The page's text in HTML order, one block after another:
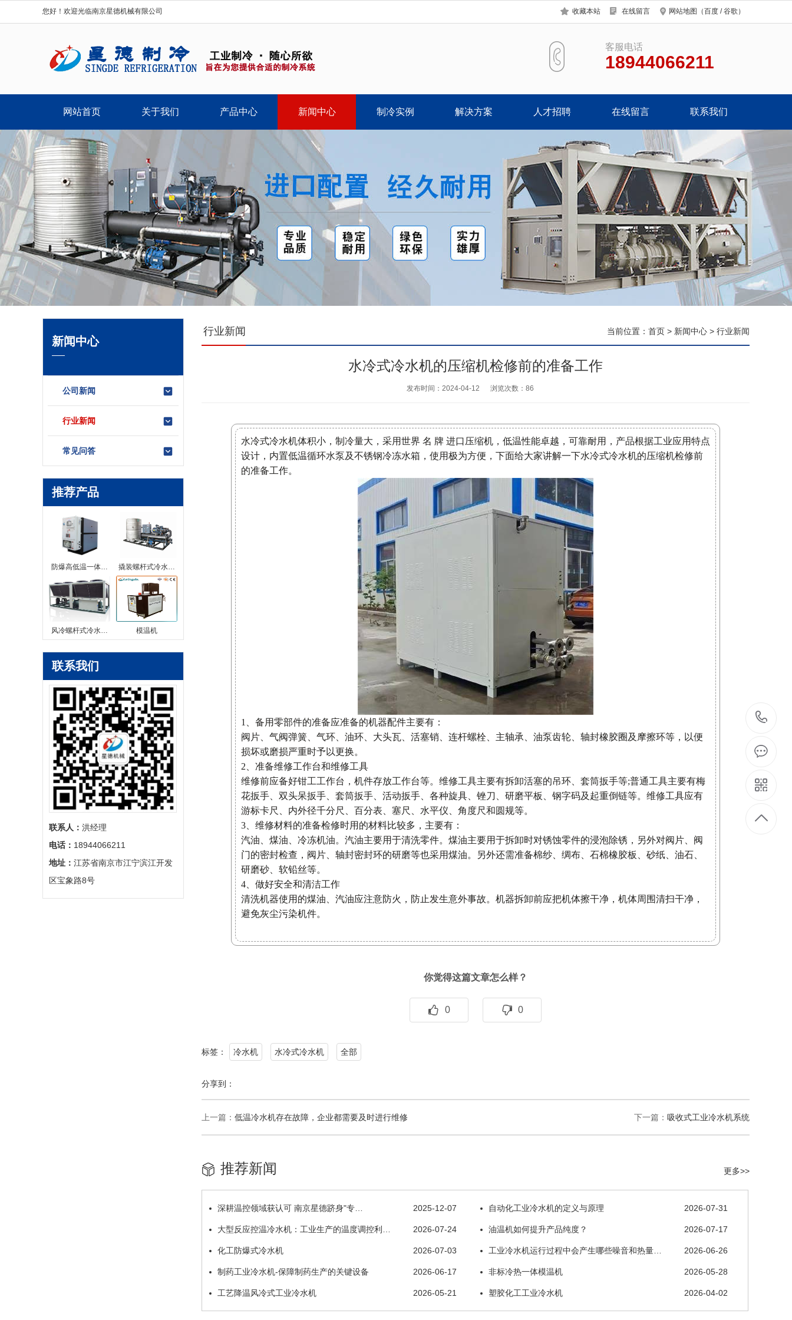
您好！欢迎光临南京星德机械有限公司 收藏本站 在线留言 网站地图 （百度 /谷歌 ）
客服电话
18944066211
网站首页 关于我们 产品中心 新闻中心 制冷实例 解决方案 人才招聘 在线留言 联系我们
新闻中心
公司新闻
行业新闻
常见问答
推荐产品
防爆高低温一体… 撬装螺杆式冷水…
风冷螺杆式冷水… 模温机
联系我们
联系人： ‬洪经理
电话： ‬18944066211
地址： ‬江苏省南京市江宁滨江开发
区宝象路8号
当前位置： 首页 > 新闻中心 > 行业新闻
行业新闻
水冷式冷水机的压缩机检修前的准备工作
发布时间：2024-04-12 浏览次数： 86
水冷式冷水机体积小，制冷量大，采用世界 名 牌 进口压缩机，低温性能卓越，可靠耐用，产品根据工业应用特点
设计，内置低温循环水泵及不锈钢冷冻水箱，使用极为方便，下面给大家讲解一下水冷式冷水机的压缩机检修前
的准备工作。
1、备用零部件的准备应准备的机器配件主要有：
阀片、气阀弹簧、气环、油环、大头瓦、活塞销、连杆螺栓、主轴承、油泵齿轮、轴封橡胶圈及摩擦环等，以便
损坏或磨损严重时予以更换。
2、准备维修工作台和维修工具
维修前应备好钳工工作台，机件存放工作台等。维修工具主要有拆卸活塞的吊环、套筒扳手等;普通工具主要有梅
花扳手、双头呆扳手、套筒扳手、活动扳手、各种旋具、锉刀、研磨平板、钢字码及起重倒链等。维修工具应有
游标卡尺、内外径千分尺、百分表、塞尺、水平仪、角度尺和圆规等。
3、维修材料的准备检修时用的材料比较多，主要有：
汽油、煤油、冷冻机油。汽油主要用于清洗零件。煤油主要用于拆卸时对锈蚀零件的浸泡除锈，另外对阀片、阀
门的密封检查，阀片、轴封密封环的研磨等也采用煤油。另外还需准备棉纱、绸布、石棉橡胶板、砂纸、油石、
研磨砂、软铅丝等。
4、做好安全和清洁工作
清洗机器使用的煤油、汽油应注意防火，防止发生意外事故。机器拆卸前应把机体擦干净，机体周围清扫干净，
避免灰尘污染机件。
你觉得这篇文章怎么样？
0 0
标签： 冷水机 水冷式冷水机 全部
分享到：
上一篇： 低温冷水机存在故障，企业都需要及时进行维修 下一篇： 吸收式工业冷水机系统
更多>>
推荐新闻
2025-12-07
深耕温控领域获认可 南京星德跻身"专… 2026-07-31
自动化工业冷水机的定义与原理
2026-07-24
大型反应控温冷水机：工业生产的温度调控利… 2026-07-17
油温机如何提升产品纯度？
2026-07-03
化工防爆式冷水机 2026-06-26
工业冷水机运行过程中会产生哪些噪音和热量…
2026-06-17
制药工业冷水机-保障制药生产的关键设备 2026-05-28
非标冷热一体模温机
2026-05-21
工艺降温风冷式工业冷水机 2026-04-02
塑胶化工工业冷水机